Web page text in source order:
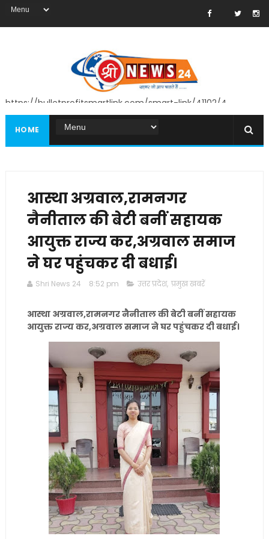
https://bulletprofitsmartlink.com/smart-link/41102/4
HOME
आस्था अग्रवाल,रामनगर
नैनीताल की बेटी बनीं सहायक
आयुक्त राज्य कर,अग्रवाल समाज
ने घर पहुंचकर दी बधाई।
Shri News 24 8:52 pm उत्तर प्रदेश, प्रमुख खबरें
आस्था अग्रवाल,रामनगर नैनीताल की बेटी बनीं सहायक
आयुक्त राज्य कर,अग्रवाल समाज ने घर पहुंचकर दी बधाई।